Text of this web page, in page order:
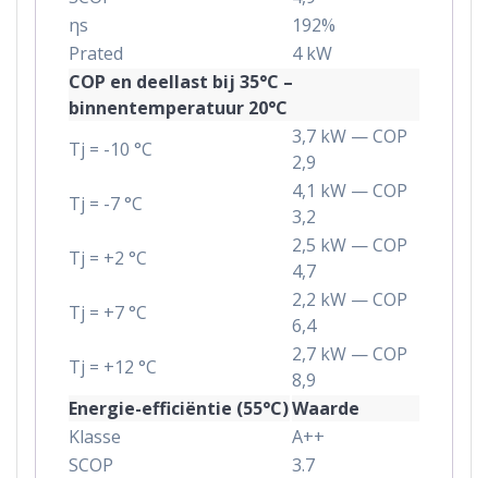
ηs
192%
Prated
4 kW
COP en deellast bij 35°C –
binnentemperatuur 20°C
Tj = -10 °C
3,7 kW — COP
2,9
Tj = -7 °C
4,1 kW — COP
3,2
Tj = +2 °C
2,5 kW — COP
4,7
Tj = +7 °C
2,2 kW — COP
6,4
Tj = +12 °C
2,7 kW — COP
8,9
Energie-efficiëntie (55°C)Waarde
Klasse
A++
SCOP
3.7